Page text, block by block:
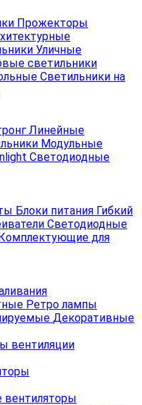
Прожекторы
Уличные
светильники
Светильники на
Линейные
Модульные
Светодиодные
Блоки питания Гибкий
Светодиодные
для
Ретро лампы
Декоративные
вентиляции
вентиляторы